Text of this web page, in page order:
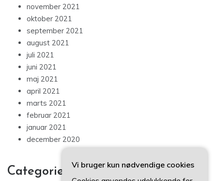
november 2021
oktober 2021
september 2021
august 2021
juli 2021
juni 2021
maj 2021
april 2021
marts 2021
februar 2021
januar 2021
december 2020
Categories
Vi bruger kun nødvendige cookies